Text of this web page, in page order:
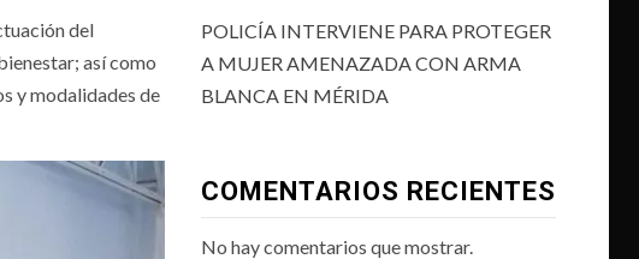
del
así como
y modalidades de
POLICÍA INTERVIENE PARA PROTEGER
A MUJER AMENAZADA CON ARMA
BLANCA EN MÉRIDA
COMENTARIOS RECIENTES
No hay comentarios que mostrar.